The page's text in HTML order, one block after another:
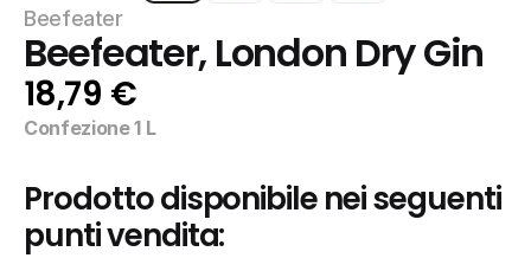
Beefeater
Beefeater, London Dry Gin
18,79 €
Confezione 1 L
Prodotto disponibile nei seguenti
punti vendita: